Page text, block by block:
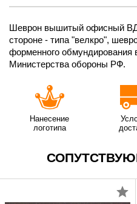
Шеврон вышитый офисный
стороне - типа "велкро",
форменного обмундирования
Министерства обороны РФ.
Нанесение
логотипа